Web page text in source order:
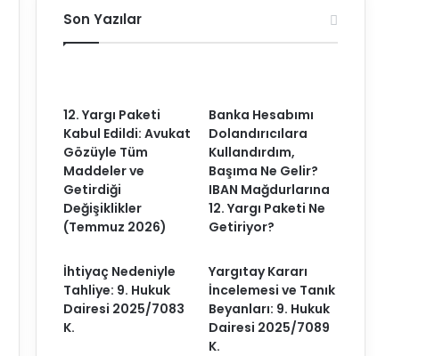
Son Yazılar
12. Yargı Paketi
Kabul Edildi: Avukat
Gözüyle Tüm
Maddeler ve
Getirdiği
Değişiklikler
(Temmuz 2026)
Banka Hesabımı
Dolandırıcılara
Kullandırdım,
Başıma Ne Gelir?
IBAN Mağdurlarına
12. Yargı Paketi Ne
Getiriyor?
İhtiyaç Nedeniyle
Tahliye: 9. Hukuk
Dairesi 2025/7083
K.
Yargıtay Kararı
İncelemesi ve Tanık
Beyanları: 9. Hukuk
Dairesi 2025/7089
K.